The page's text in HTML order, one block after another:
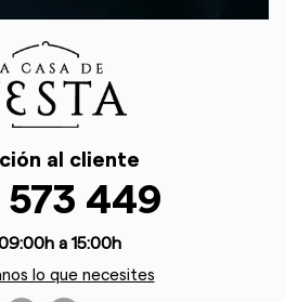
al cliente
573 449
a 15:00h
lo que necesites